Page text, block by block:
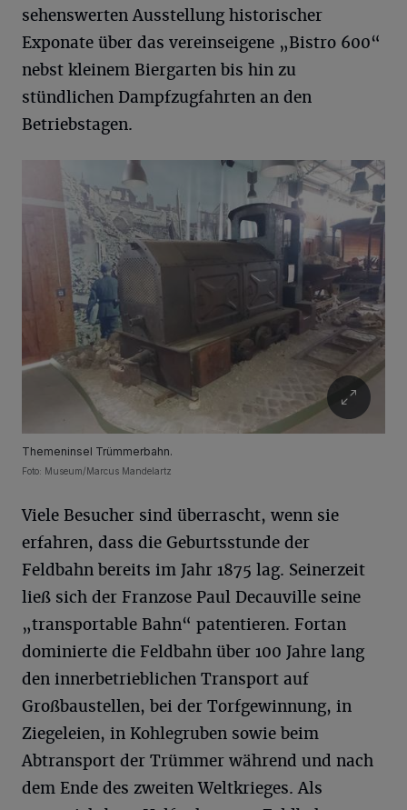
sehenswerten Ausstellung historischer
Exponate über das vereinseigene „Bistro 600“
nebst kleinem Biergarten bis hin zu
stündlichen Dampfzugfahrten an den
Betriebstagen.
Themeninsel Trümmerbahn.
Foto: Museum/Marcus Mandelartz
Viele Besucher sind überrascht, wenn sie
erfahren, dass die Geburtsstunde der
Feldbahn bereits im Jahr 1875 lag. Seinerzeit
ließ sich der Franzose Paul Decauville seine
„transportable Bahn“ patentieren. Fortan
dominierte die Feldbahn über 100 Jahre lang
den innerbetrieblichen Transport auf
Großbaustellen, bei der Torfgewinnung, in
Ziegeleien, in Kohlegruben sowie beim
Abtransport der Trümmer während und nach
dem Ende des zweiten Weltkrieges. Als